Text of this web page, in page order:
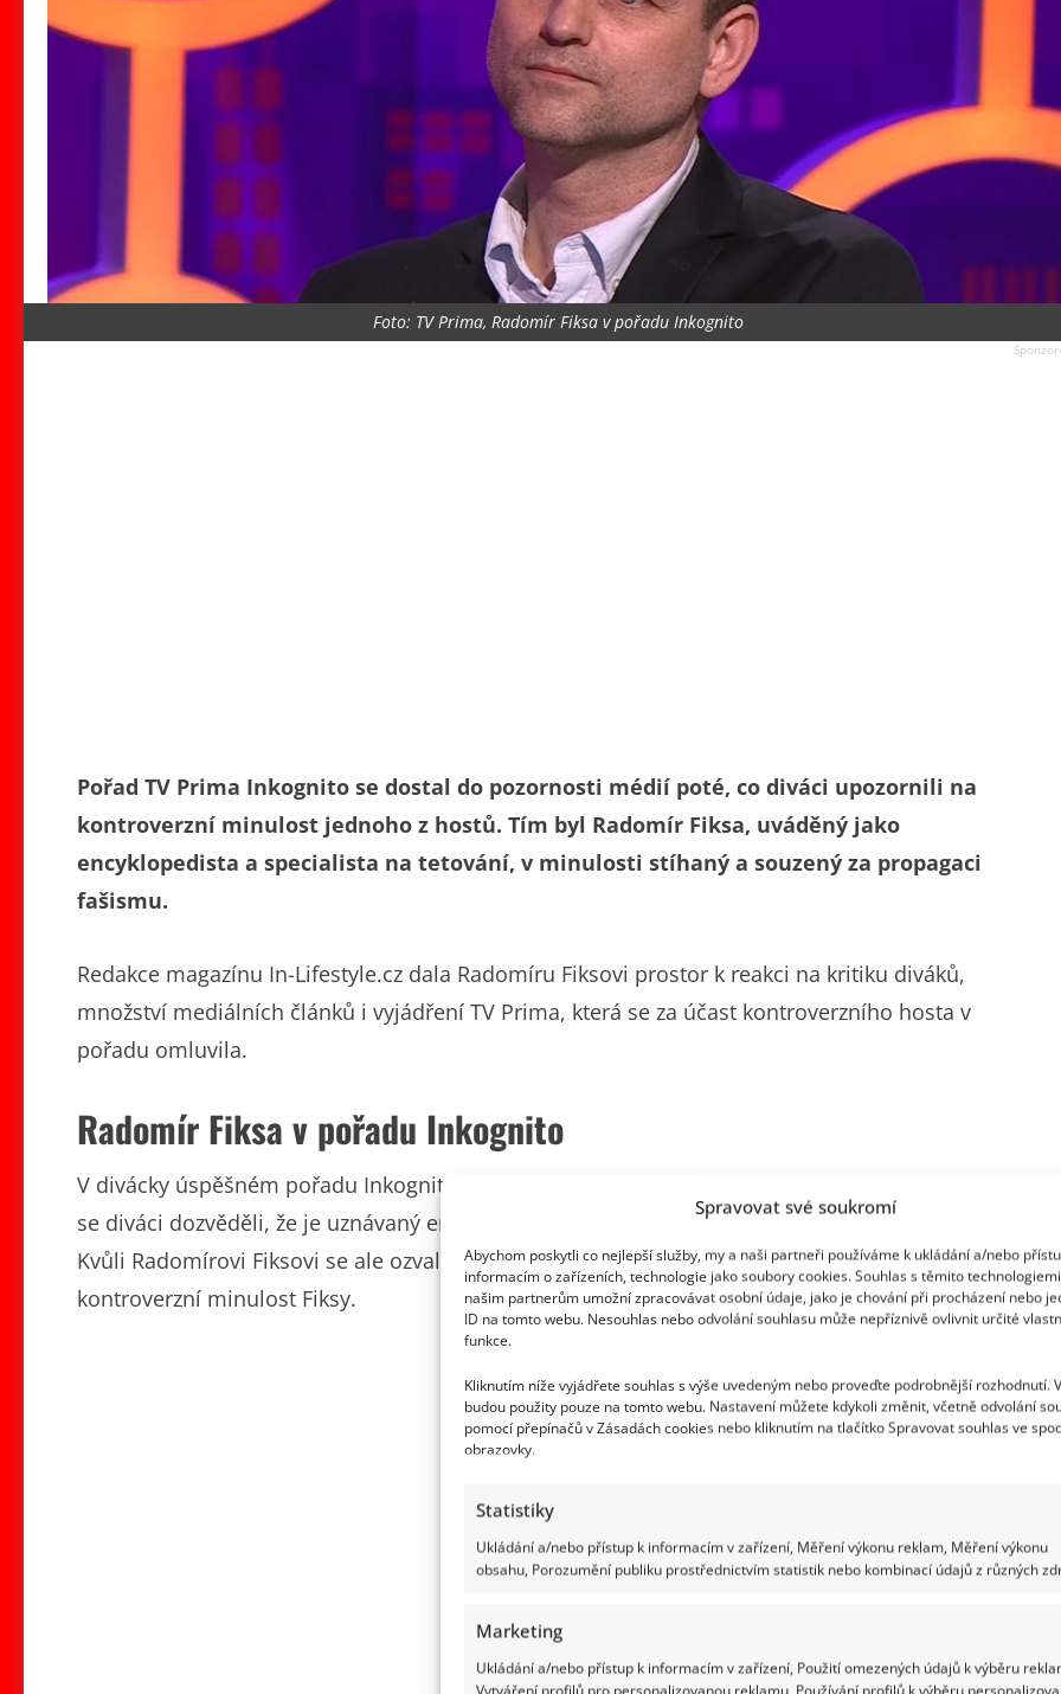
Spravovat své soukromí
Abychom poskytli co nejlepší služby, my a naši partneři používáme k ukládání a/nebo
informacím o zařízeních, technologie jako soubory cookies. Souhlas s těmito
našim partnerům umožní zpracovávat osobní údaje, jako je chování při procházení nebo
ID na tomto webu. Nesouhlas nebo odvolání souhlasu může nepříznivě ovlivnit určité
funkce.
Kliknutím níže vyjádřete souhlas s výše uvedeným nebo proveďte podrobnější rozhodnutí.
budou použity pouze na tomto webu. Nastavení můžete kdykoli změnit, včetně odvolání
pomocí přepínačů v Zásadách cookies nebo kliknutím na tlačítko Spravovat souhlas ve
obrazovky.
Statistiky
Ukládání a/nebo přístup k informacím v zařízení, Měření výkonu reklam, Měření výkonu
obsahu, Porozumění publiku prostřednictvím statistik nebo kombinací údajů z různých
Marketing
Ukládání a/nebo přístup k informacím v zařízení, Použití omezených údajů k výběru
Foto: TV Prima, Radomír Fiksa v pořadu Inkognito
Pořad TV Prima Inkognito se dostal do pozornosti médií poté, co diváci upozornili na
kontroverzní minulost jednoho z hostů. Tím byl Radomír Fiksa, uváděný jako
encyklopedista a specialista na tetování, v minulosti stíhaný a souzený za propagaci
fašismu.
Redakce magazínu In-Lifestyle.cz dala Radomíru Fiksovi prostor k reakci na kritiku diváků,
množství mediálních článků i vyjádření TV Prima, která se za účast kontroverzního hosta v
pořadu omluvila.
Radomír Fiksa v pořadu Inkognito
V divácky úspěšném pořadu Inkognito usedl vedle Libora Boučka host Radomír Fiksa, o kterém
se diváci dozvěděli, že je uznávaný encyklopedista a specialista na tetování a jeho významy.
Kvůli Radomírovi Fiksovi se ale ozvala celkem hlasitá kritika. Některým divákům vadí
kontroverzní minulost Fiksy.